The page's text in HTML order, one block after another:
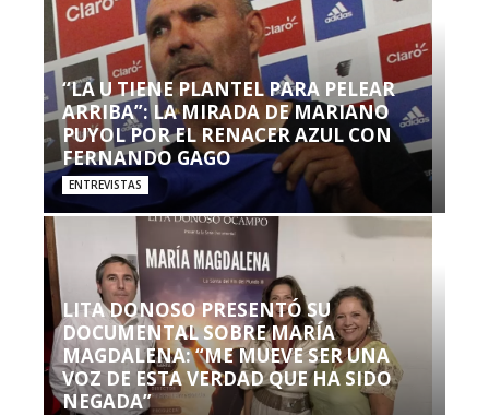
“LA U TIENE PLANTEL PARA PELEAR
ARRIBA”: LA MIRADA DE MARIANO
PUYOL POR EL RENACER AZUL CON
FERNANDO GAGO
ENTREVISTAS
LITA DONOSO PRESENTÓ SU
DOCUMENTAL SOBRE MARÍA
MAGDALENA: “ME MUEVE SER UNA
VOZ DE ESTA VERDAD QUE HA SIDO
NEGADA”